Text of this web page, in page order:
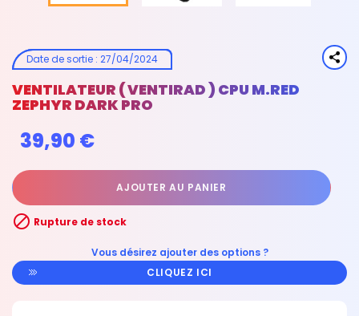
Date de sortie : 27/04/2024
VENTILATEUR ( VENTIRAD ) CPU M.RED
ZEPHYR DARK PRO
39,90 €
AJOUTER AU PANIER
 Rupture de stock
Vous désirez ajouter des options ?
CLIQUEZ ICI